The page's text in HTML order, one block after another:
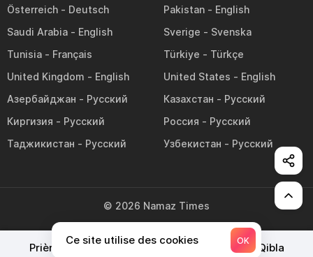
Prières pour aujourd'hui Prières du mois Qibla
Österreich
Pakistan
Saudi Arabia
Sverige
Tunisia
Türkiye
United Kingdom
United States
Азербайджан
Казахстан
Киргизия
Россия
Таджикистан
Узбекистан
© 2026 Namaz Times
Ce site utilise des cookies OK